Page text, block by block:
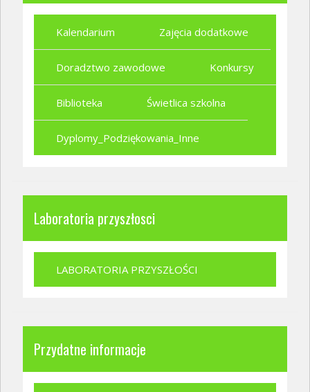
Kalendarium Zajęcia dodatkowe
Doradztwo zawodowe Konkursy
Biblioteka Świetlica szkolna
Dyplomy_Podziękowania_Inne
Laboratoria przyszłosci
LABORATORIA PRZYSZŁOŚCI
Przydatne informacje